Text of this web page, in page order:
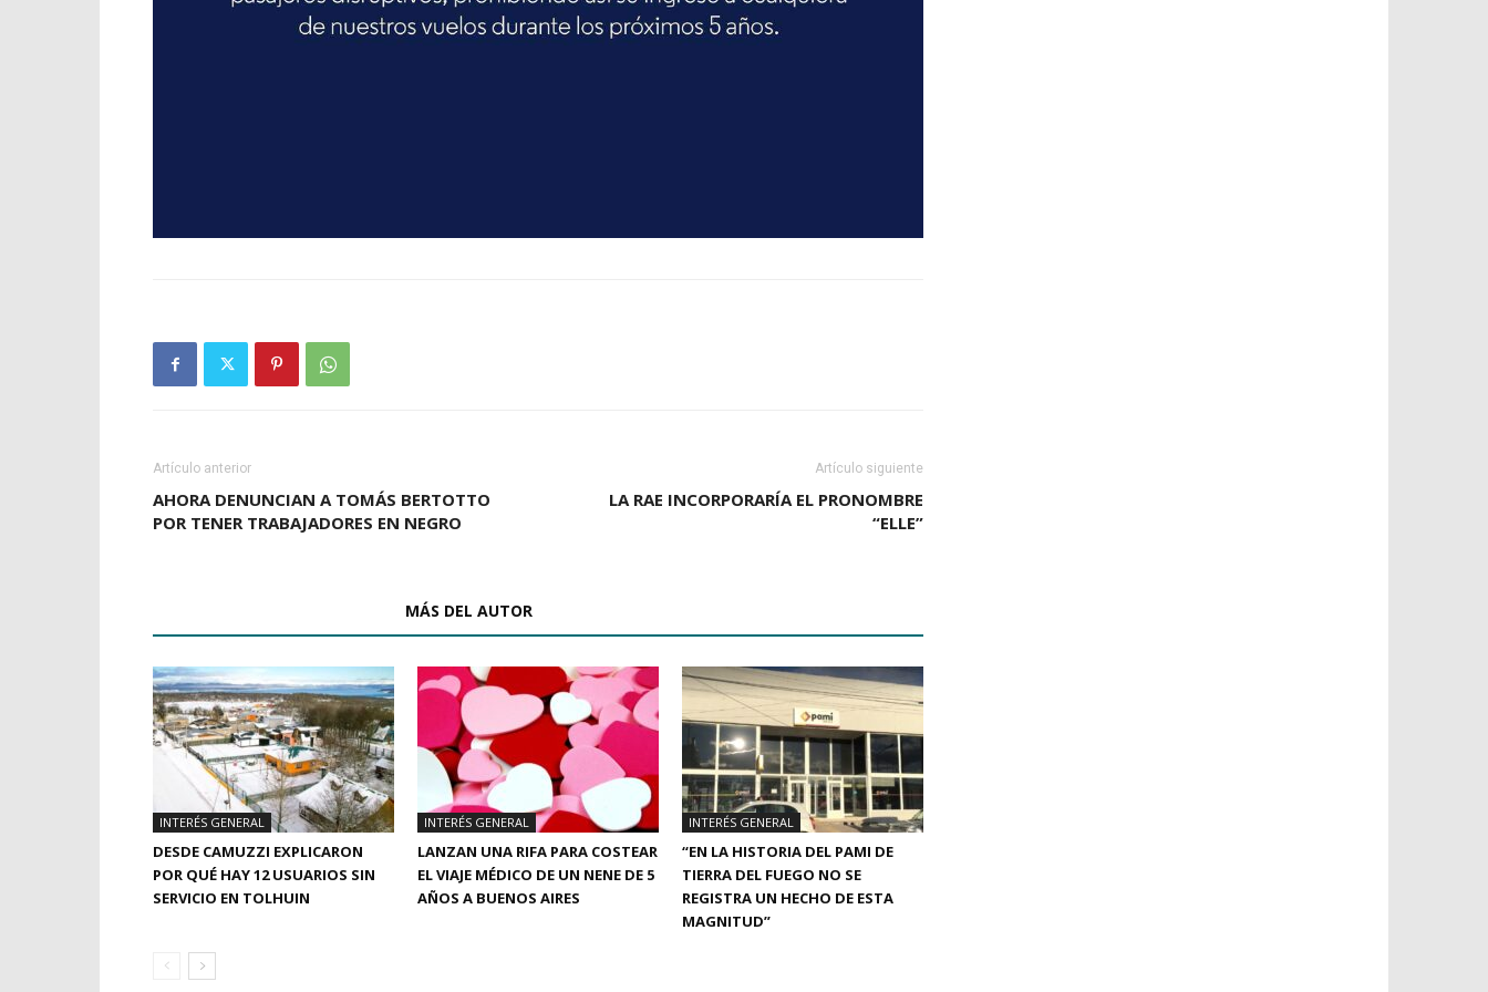
Artículo anterior
AHORA DENUNCIAN A TOMÁS BERTOTTO
POR TENER TRABAJADORES EN NEGRO
Artículo siguiente
LA RAE INCORPORARÍA EL PRONOMBRE
“ELLE”
MÁS DEL AUTOR
INTERÉS GENERAL
DESDE CAMUZZI EXPLICARON
POR QUÉ HAY 12 USUARIOS SIN
SERVICIO EN TOLHUIN
INTERÉS GENERAL
LANZAN UNA RIFA PARA COSTEAR
EL VIAJE MÉDICO DE UN NENE DE 5
AÑOS A BUENOS AIRES
INTERÉS GENERAL
“EN LA HISTORIA DEL PAMI DE
TIERRA DEL FUEGO NO SE
REGISTRA UN HECHO DE ESTA
MAGNITUD”